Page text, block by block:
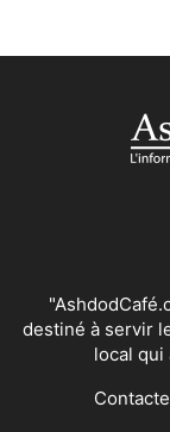
destiné à servir
local qui